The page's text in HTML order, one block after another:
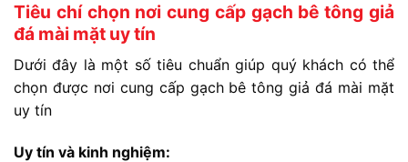
Tiêu chí chọn nơi cung cấp gạch bê tông giả
đá mài mặt uy tín
Dưới đây là một số tiêu chuẩn giúp quý khách có thể
chọn được nơi cung cấp gạch bê tông giả đá mài mặt
uy tín
Uy tín và kinh nghiệm: